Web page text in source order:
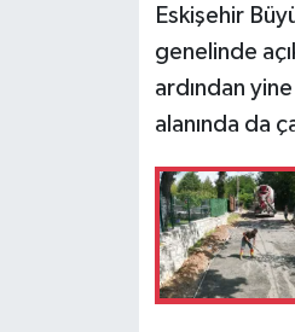
Eskişehir
genelinde
ardından
alanında da